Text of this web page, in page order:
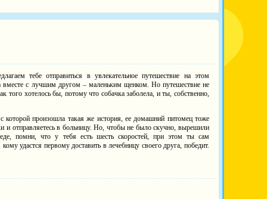
тебе отправиться в увлекательное путешествие на этом
вместе с лучшим другом – маленьким щенком. Но путешествие не
хотелось бы, потому что собачка заболела, и ты, собственно,
которой произошла такая же история, ее домашний питомец тоже
и отправляетесь в больницу. Но, чтобы не было скучно, вырешили
помни, что у тебя есть шесть скоростей, при этом ты сам
удастся первому доставить в лечебницу своего друга, победит.